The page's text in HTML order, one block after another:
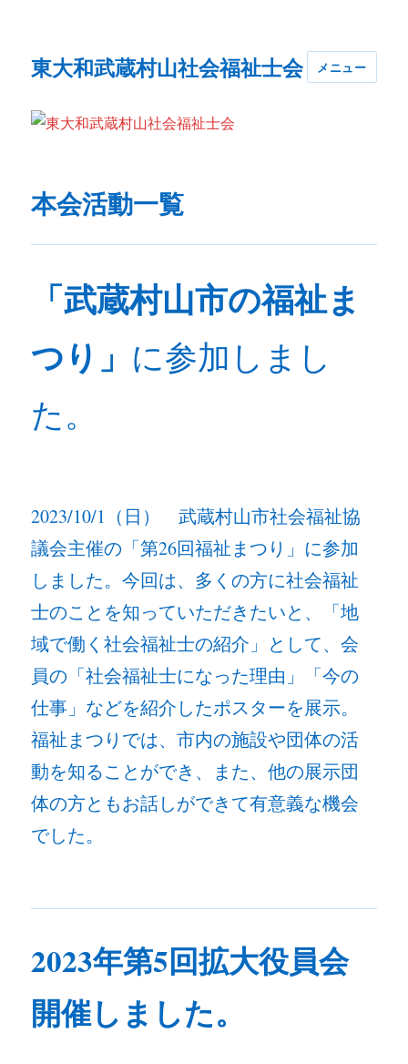
東大和武蔵村山社会福祉士会 メニュー
本会活動一覧
「武蔵村山市の福祉ま
つり」 に参加しまし
た。
2023/10/1（日） 武蔵村山市社会福祉協
議会主催の「第26回福祉まつり」に参加
しました。今回は、多くの方に社会福祉
士のことを知っていただきたいと、「地
域で働く社会福祉士の紹介」として、会
員の「社会福祉士になった理由」「今の
仕事」などを紹介したポスターを展示。
福祉まつりでは、市内の施設や団体の活
動を知ることができ、また、他の展示団
体の方ともお話しができて有意義な機会
でした。
2023年第5回拡大役員会
開催しました。